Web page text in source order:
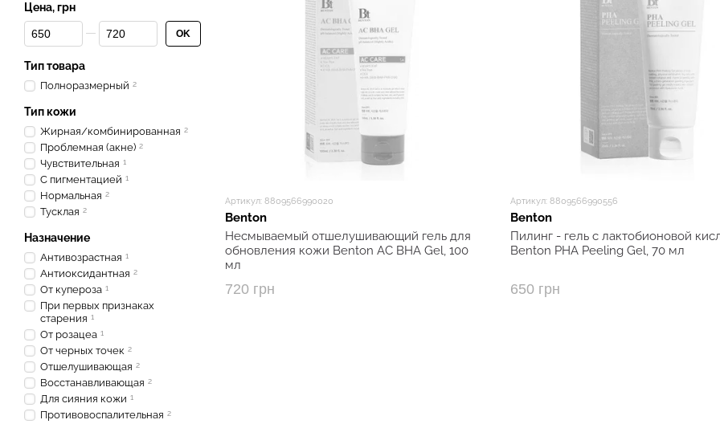
Артикул: 8809566990020
Benton
Несмываемый отшелушивающий гель для
обновления кожи Benton AC BHA Gel, 100
мл
720 грн
Артикул: 8809566990556
Benton
Пилинг - гель с лактобионовой
Benton PHA Peeling Gel, 70 мл
650 грн
Цена, грн
От Цена, грн
До Цена, грн OK
Тип товара
Полноразмерный 2
Тип кожи
Жирная/комбинированная 2
Проблемная (акне) 2
Чувствительная 1
С пигментацией 1
Нормальная 2
Тусклая 2
Назначение
Антивозрастная 1
Антиоксидантная 2
От купероза 1
При первых признаках
старения 1
От розацеа 1
От черных точек 2
Отшелушивающая 2
Восстанавливающая 2
Для сияния кожи 1
Противовоспалительная 2